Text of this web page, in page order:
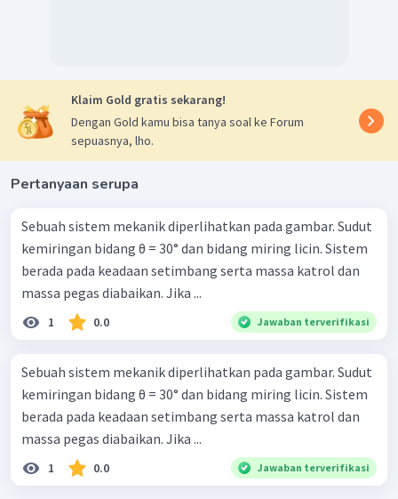
=
2N
w
tan θ =
2(μ × NB
NB
2 μ
1
2μ
Oleh karena itu, jawaban yang benar adalah C.
Klaim Gold gratis sekarang!
Dengan Gold kamu bisa tanya soal ke Forum
sepuasnya, lho.
Pertanyaan serupa
Sebuah sistem mekanik diperlihatkan pada gambar. Sudut
kemiringan bidang θ = 30° dan bidang miring licin. Sistem
berada pada keadaan setimbang serta massa katrol dan
massa pegas diabaikan. Jika ...
1 0.0 Jawaban terverifikasi
Sebuah sistem mekanik diperlihatkan pada gambar. Sudut
kemiringan bidang θ = 30° dan bidang miring licin. Sistem
berada pada keadaan setimbang serta massa katrol dan
massa pegas diabaikan. Jika ...
1 0.0 Jawaban terverifikasi